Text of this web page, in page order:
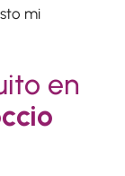
mi
en